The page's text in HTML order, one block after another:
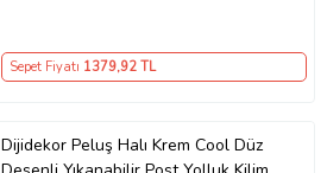
Sepet Fiyatı 1379,92 TL
Dijidekor Peluş Halı Krem Cool Düz